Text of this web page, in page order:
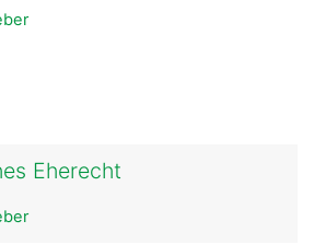
Eherecht